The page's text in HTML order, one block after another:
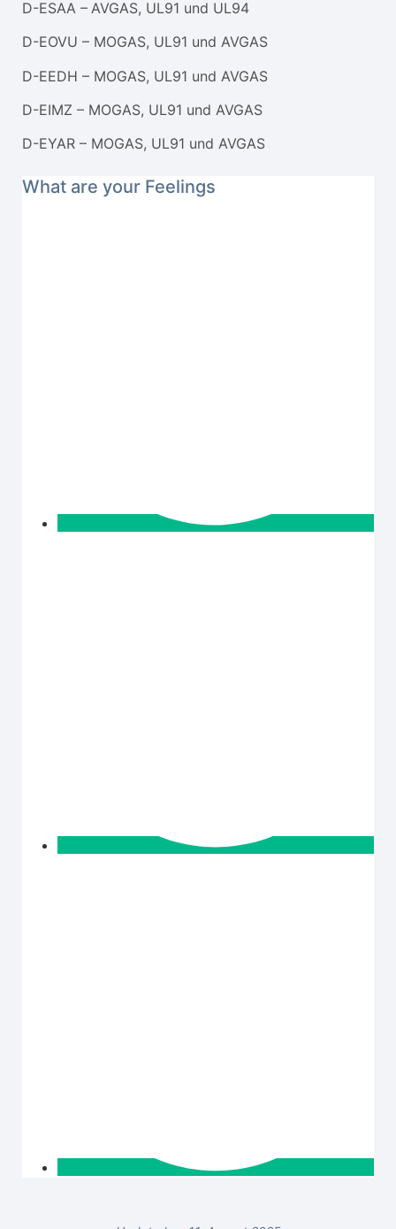
D-ESAA – AVGAS, UL91 und UL94
D-EOVU – MOGAS, UL91 und AVGAS
D-EEDH – MOGAS, UL91 und AVGAS
D-EIMZ – MOGAS, UL91 und AVGAS
D-EYAR – MOGAS, UL91 und AVGAS
What are your Feelings